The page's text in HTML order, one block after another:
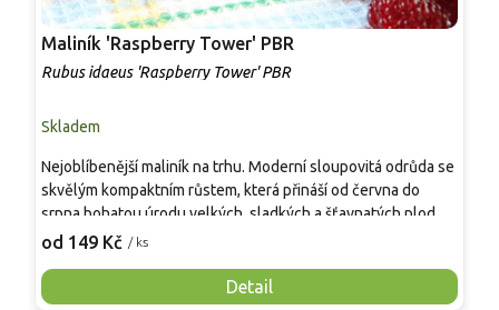
Maliník 'Raspberry Tower' PBR
Rubus idaeus 'Raspberry Tower' PBR
Skladem
od 149 Kč / ks
Detail
Nejoblíbenější maliník na trhu. Moderní sloupovitá odrůda se
skvělým kompaktním růstem, která přináší od června do
srpna bohatou úrodu velkých, sladkých a šťavnatých plodů.
Pevné vzpřímené výhony tvoří elegantní habitus bez
Mrazuvzdornost do −25 °C a spolehlivá vitalita z něj dělají